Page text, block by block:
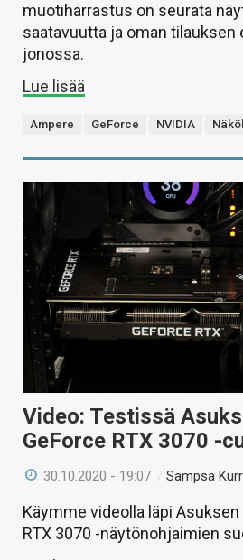
muotiharrastus on seurata
saatavuutta ja oman
jonossa.
Lue lisää
Ampere GeForce NVIDIA
Video: Testissä
GeForce RTX 3070 -
30.10.2020 - 19:07 /Sampsa
Käymme videolla läpi Asuksen
RTX 3070 -näytönohjaimien